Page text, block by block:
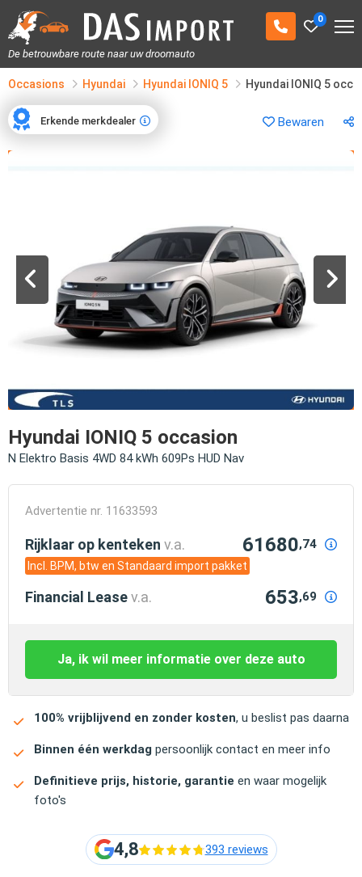
0
De betrouwbare route naar uw droomauto
Occasions Hyundai Hyundai IONIQ 5 Hyundai IONIQ 5
Bewaren
Erkende merkdealer
Erkende merkdealer
Hyundai IONIQ 5 occasion
N Elektro Basis 4WD 84 kWh 609Ps HUD Nav
Advertentie nr. 11633593
Rijklaar op kenteken v.a. 61680,74
Incl. BPM, btw en Standaard import pakket
Financial Leasev.a. 653,69
Ja, ik wil meer informatie over deze auto
100% vrijblijvend en zonder kosten, u beslist pas daarna
Binnen één werkdag persoonlijk contact en meer info
Definitieve prijs, historie, garantie en waar mogelijk
foto's
4,8 393 reviews